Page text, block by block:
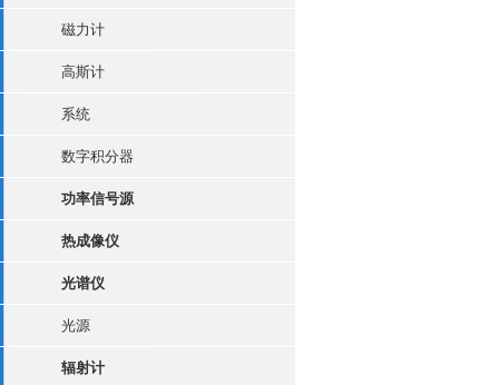
磁力计
高斯计
系统
数字积分器
功率信号源
热成像仪
光谱仪
光源
辐射计